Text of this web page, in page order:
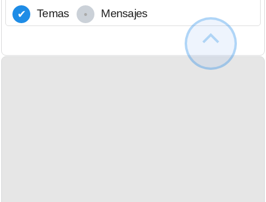
Temas
Mensajes